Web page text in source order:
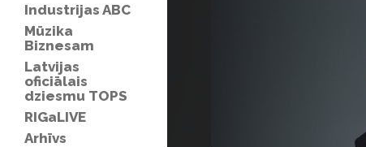
Industrijas ABC
Mūzika
Biznesam
Latvijas
oficiālais
dziesmu TOPS
RIGaLIVE
Arhīvs